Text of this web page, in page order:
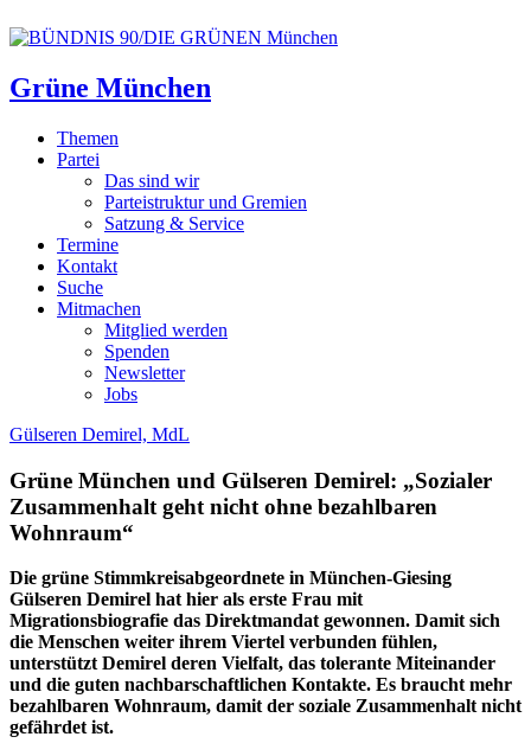
Grüne München
Themen
Partei
Das sind wir
Parteistruktur und Gremien
Satzung & Service
Termine
Kontakt
Suche
Mitmachen
Mitglied werden
Spenden
Newsletter
Jobs
Gülseren Demirel, MdL
Grüne München und Gülseren Demirel: „Sozialer
Zusammenhalt geht nicht ohne bezahlbaren
Wohnraum“
Die grüne Stimmkreisabgeordnete in München-Giesing
Gülseren Demirel hat hier als erste Frau mit
Migrationsbiografie das Direktmandat gewonnen. Damit sich
die Menschen weiter ihrem Viertel verbunden fühlen,
unterstützt Demirel deren Vielfalt, das tolerante Miteinander
und die guten nachbarschaftlichen Kontakte. Es braucht mehr
bezahlbaren Wohnraum, damit der soziale Zusammenhalt nicht
gefährdet ist.